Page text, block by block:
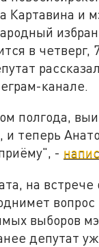
Картавина и
в четверг,
канале.
полгода,
теперь
-
на встрече
вопрос
выборов
депутат